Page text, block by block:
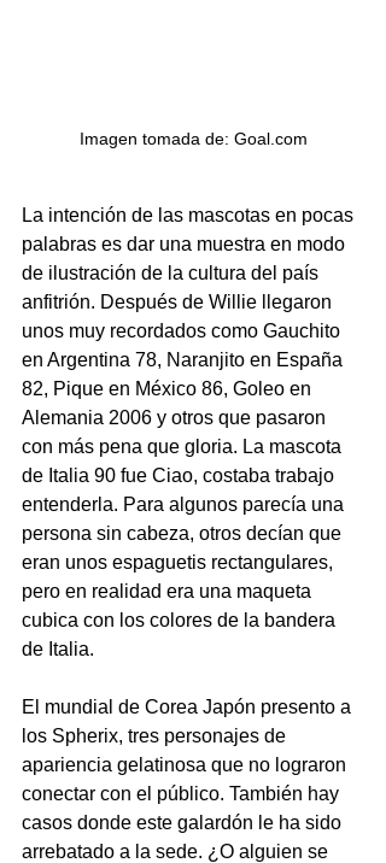
Imagen tomada de: Goal.com
La intención de las mascotas en pocas
palabras es dar una muestra en modo
de ilustración de la cultura del país
anfitrión. Después de Willie llegaron
unos muy recordados como Gauchito
en Argentina 78, Naranjito en España
82, Pique en México 86, Goleo en
Alemania 2006 y otros que pasaron
con más pena que gloria. La mascota
de Italia 90 fue Ciao, costaba trabajo
entenderla. Para algunos parecía una
persona sin cabeza, otros decían que
eran unos espaguetis rectangulares,
pero en realidad era una maqueta
cubica con los colores de la bandera
de Italia.
El mundial de Corea Japón presento a
los Spherix, tres personajes de
apariencia gelatinosa que no lograron
conectar con el público. También hay
casos donde este galardón le ha sido
arrebatado a la sede. ¿O alguien se